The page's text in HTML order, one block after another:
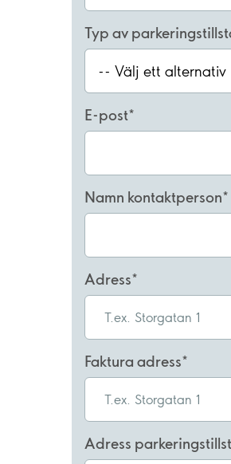
Typ av
-- Välj ett alternativ
E-post
Namn kontaktperson
Adress
Faktura adress
Adress